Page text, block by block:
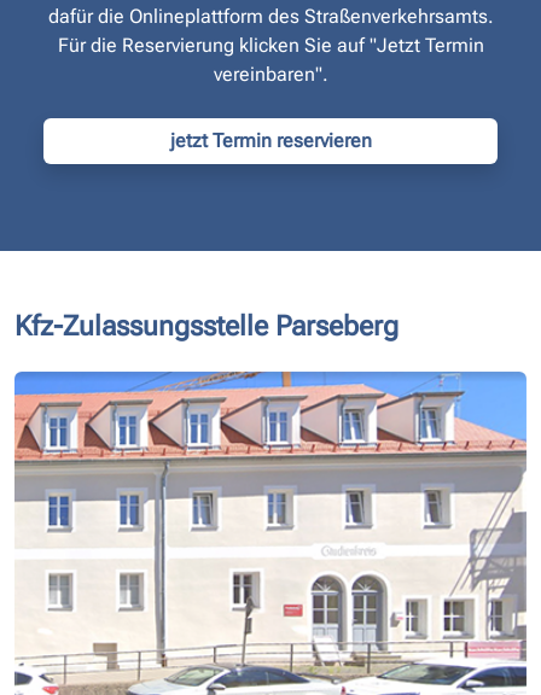
dafür die Onlineplattform des Straßen­verkehrsamts.
Für die Reservierung klicken Sie auf "Jetzt Termin
vereinbaren".
jetzt Termin reservieren
Kfz-Zulassungsstelle Parseberg